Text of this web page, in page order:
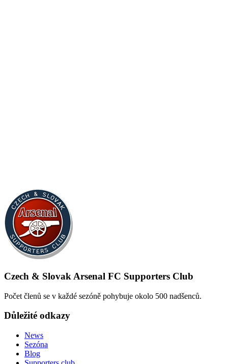
Czech & Slovak Arsenal FC Supporters Club
Počet členů se v každé sezóně pohybuje okolo 500 nadšenců.
Důležité odkazy
News
Sezóna
Blog